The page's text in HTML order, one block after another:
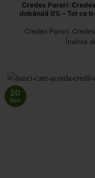
Credex Pareri:
dobândă 0% – Tot ce
Credex Pareri:
Înainte
20
Dec